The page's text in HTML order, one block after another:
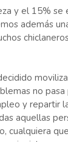
y el 15% se
además
no
y repartir
aquellas
cualquiera